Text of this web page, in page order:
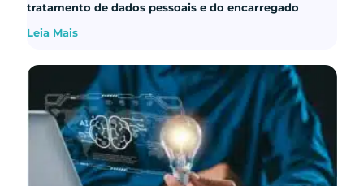
tratamento de dados pessoais e do encarregado
Leia Mais